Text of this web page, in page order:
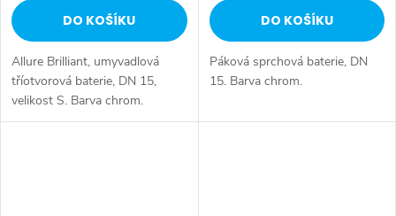
DO KOŠÍKU
Allure Brilliant, umyvadlová
tříotvorová baterie, DN 15,
velikost S. Barva chrom.
DO KOŠÍKU
Páková sprchová baterie, DN
15. Barva chrom.